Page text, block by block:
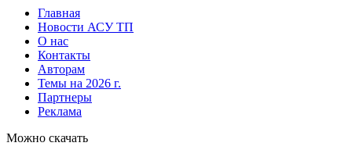
Главная
Новости АСУ ТП
О нас
Контакты
Авторам
Темы на 2026 г.
Партнеры
Реклама
Можно скачать